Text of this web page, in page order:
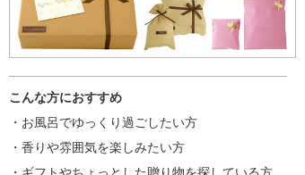
こんな方におすすめ
・お風呂でゆっくり過ごしたい方
・香りや雰囲気を楽しみたい方